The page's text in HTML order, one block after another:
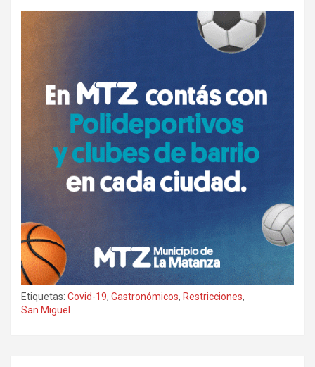
Etiquetas: Covid-19, Gastronómicos, Restricciones,
San Miguel